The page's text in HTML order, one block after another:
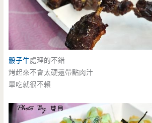
骰子牛處理的不錯
烤起來不會太硬還帶點肉汁
單吃就很不賴